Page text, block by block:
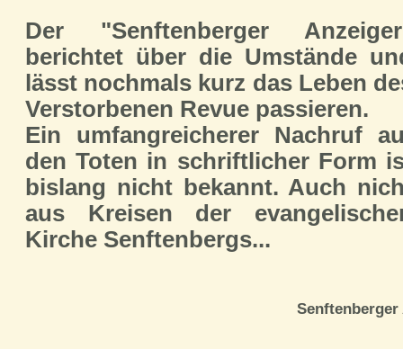
Der "Senftenberger
berichtet über die Umstände
lässt nochmals kurz das Leben
Verstorbenen Revue passieren.
Ein umfangreicherer Nachruf
den Toten in schriftlicher Form
bislang nicht bekannt. Auch
aus Kreisen der
Kirche Senftenbergs...
Senftenberger